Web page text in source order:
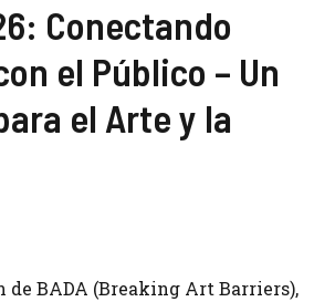
Conectando
el Público – Un
el Arte y la
de BADA (Breaking Art Barriers),